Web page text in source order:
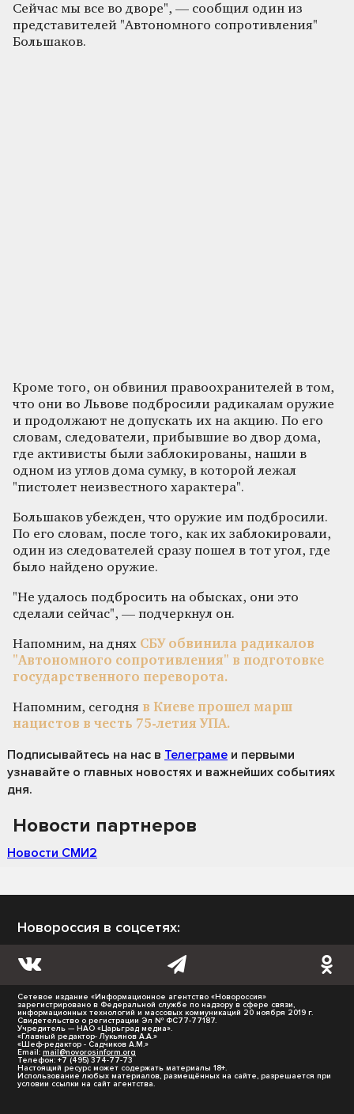
Сейчас мы все во дворе", — сообщил один из
представителей "Автономного сопротивления"
Большаков.
Кроме того, он обвинил правоохранителей в том,
что они во Львове подбросили радикалам оружие
и продолжают не допускать их на акцию. По его
словам, следователи, прибывшие во двор дома,
где активисты были заблокированы, нашли в
одном из углов дома сумку, в которой лежал
"пистолет неизвестного характера".
Большаков убежден, что оружие им подбросили.
По его словам, после того, как их заблокировали,
один из следователей сразу пошел в тот угол, где
было найдено оружие.
"Не удалось подбросить на обысках, они это
сделали сейчас", — подчеркнул он.
Напомним, на днях СБУ обвинила радикалов
"Автономного сопротивления" в подготовке
государственного переворота.
Напомним, сегодня в Киеве прошел марш
нацистов в честь 75-летия УПА.
Подписывайтесь на нас в Телеграме и первыми
узнавайте о главных новостях и важнейших событиях
дня.
Новости партнеров
Новости СМИ2
Новороссия в соцсетях:
Сетевое издание «Информационное агентство «Новороссия»
зарегистрировано в Федеральной службе по надзору в сфере связи,
информационных технологий и массовых коммуникаций 20 ноября 2019 г.
Свидетельство о регистрации Эл № ФС77-77187.
Учредитель — НАО «Царьград медиа».
«Главный редактор- Лукьянов А.А.»
«Шеф-редактор - Садчиков А.М.»
Email: mail@novorosinform.org
Телефон: +7 (495) 374-77-73
Настоящий ресурс может содержать материалы 18+.
Использование любых материалов, размещённых на сайте, разрешается при
условии ссылки на сайт агентства.